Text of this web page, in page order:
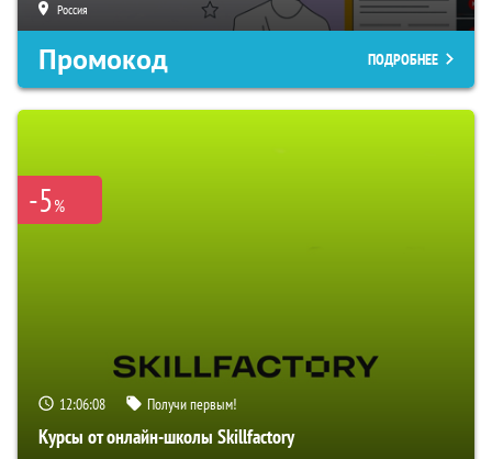
Россия
Промокод ПОДРОБНЕЕ
-5%
12:06:07 Получи первым!
Курсы от онлайн-школы Skillfactory